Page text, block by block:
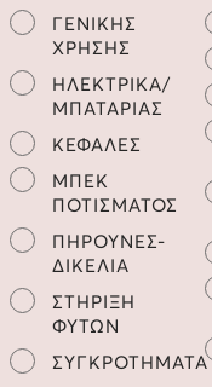
ΓΕΝΙΚΗΣ
ΧΡΗΣΗΣ
ΗΛΕΚΤΡΙΚΑ/
ΜΠΑΤΑΡΙΑΣ
ΚΕΦΑΛΕΣ
ΜΠΕΚ
ΠΟΤΙΣΜΑΤΟΣ
ΠΗΡΟΥΝΕΣ-
ΔΙΚΕΛΙΑ
ΣΤΗΡΙΞΗ
ΦΥΤΩΝ
ΣΥΓΚΡΟΤΗΜΑΤΑ